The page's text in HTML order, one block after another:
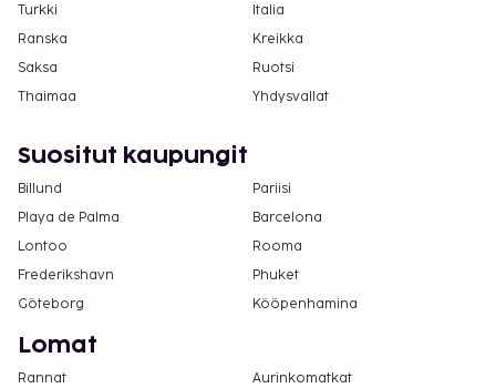
Turkki
Italia
Ranska
Kreikka
Saksa
Ruotsi
Thaimaa
Yhdysvallat
Suositut kaupungit
Billund
Pariisi
Playa de Palma
Barcelona
Lontoo
Rooma
Frederikshavn
Phuket
Göteborg
Kööpenhamina
Lomat
Rannat
Aurinkomatkat